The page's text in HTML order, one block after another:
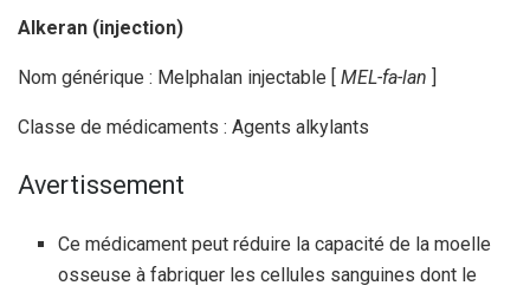
Alkeran (injection)
Nom générique : Melphalan injectable [ MEL-fa-lan ]
Classe de médicaments : Agents alkylants
Avertissement
Ce médicament peut réduire la capacité de la moelle
osseuse à fabriquer les cellules sanguines dont le